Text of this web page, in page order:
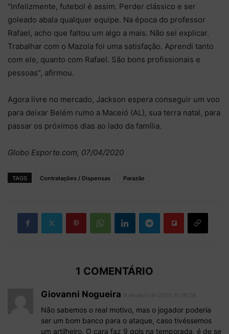
“Infelizmente, futebol é assim. Perder clássico e ser
goleado abala qualquer equipe. Na época do professor
Rafael, acho que faltou um algo a mais. Não sei explicar.
Trabalhar com o Mazola foi uma satisfação. Aprendi tanto
com ele, quanto com Rafael. São bons profissionais e
pessoas”, afirmou.
Agora livre no mercado, Jackson espera conseguir um voo
para deixar Belém rumo a Maceió (AL), sua terra natal, para
passar os próximos dias ao lado da família.
Globo Esporte.com, 07/04/2020
TAGS Contratações / Dispensas Parazão
1 COMENTÁRIO
Giovanni Nogueira
Não sabemos o real motivo, mas o jogador poderia
ser um bom banco para o ataque, caso tivéssemos
um artilheiro. O cara faz 9 gols na temporada, é de se